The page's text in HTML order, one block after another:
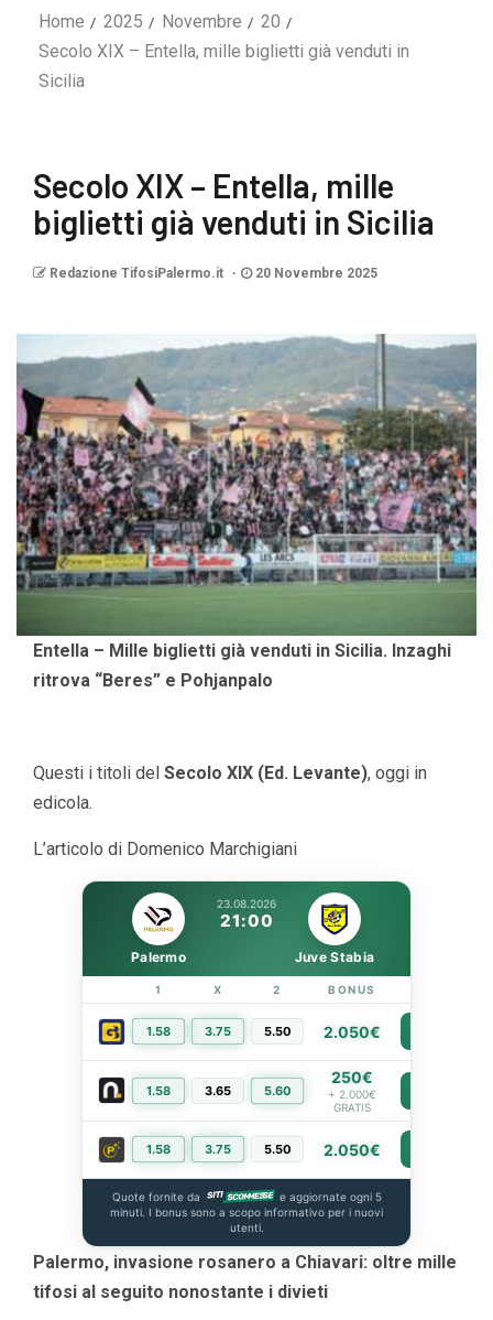
Home 2025 Novembre
20
Secolo XIX – Entella, mille biglietti già venduti in
Sicilia
Secolo XIX – Entella, mille
biglietti già venduti in Sicilia
Redazione TifosiPalermo.it 20 Novembre 2025
Entella – Mille biglietti già venduti in Sicilia. Inzaghi
ritrova “Beres” e Pohjanpalo
Questi i titoli del Secolo XIX (Ed. Levante), oggi in
edicola.
L’articolo di Domenico Marchigiani
23.08.2026
21:00
Palermo Juve Stabia
1 X 2 BONUS
1.58 3.75 5.50 2.050€
1.58 3.65 5.60
250€
+ 2.000€
GRATIS
1.58 3.75 5.50 2.050€
Quote fornite da
e aggiornate ogni 5
minuti. I bonus sono a scopo informativo per i nuovi
utenti.
Palermo, invasione rosanero a Chiavari: oltre mille
tifosi al seguito nonostante i divieti